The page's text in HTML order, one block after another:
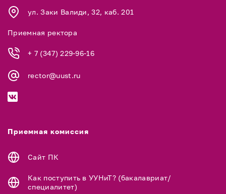
ул. Заки Валиди, 32, каб. 201
Приемная ректора
+ 7 (347) 229-96-16
rector@uust.ru
Приемная комиссия
Сайт ПК
Как поступить в УУНиТ? (бакалавриат/
специалитет)